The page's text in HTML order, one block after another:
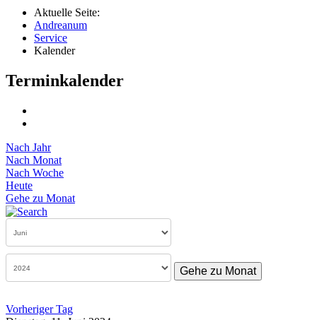
Aktuelle Seite:
Andreanum
Service
Kalender
Terminkalender
Nach Jahr
Nach Monat
Nach Woche
Heute
Gehe zu Monat
Gehe zu Monat
Vorheriger Tag